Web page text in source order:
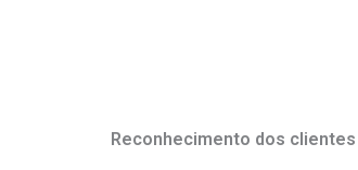
Reconhecimento dos clientes